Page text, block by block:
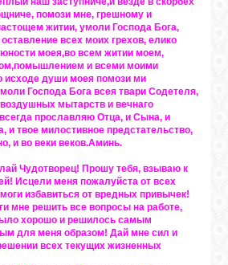
помози мне, грешному и
житии, умоли Господа Бога,
всех моих грехов, елико
моея,во всем житии моем,
и всеми моими
исходе души моея помози ми
Господа Бога всея твари Содетеля,
мытарств и вечнаго
прославляю Отца, и Сына, и
и твое милостивное предстательство,
и во веки веков.Аминь.
Чудотворец! Прошу тебя, взываю к
Исцели меня пожалуйста от всех
избавиться от вредных привычек!
мне решить все вопросы на работе,
хорошо и решилось самым
для меня образом! Дай мне сил и
всех текущих жизненных